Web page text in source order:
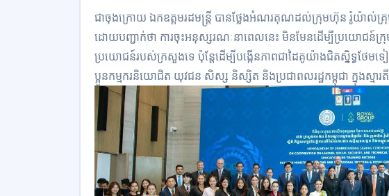
ជាចុងក្រោយ ឯកឧត្តមរដមន្រ្តី បានថ្លែងអំណរគុណដល់ក្រុមហ៊ុន រ៉ូយ៉ាល់
ដោយបញ្ជាក់ថា ការចុះអនុស្សរណៈនាពេលនេះ មិនមែនដើម្បីប្រយោជន៍
ប្រយោជន៍របស់ក្រសួងទេ ប៉ុន្តែដើម្បីបង្កើនភាពជាដៃគូយ៉ាងជិតស្និទ្ធថែមទ
ប្អូនកម្មករនិយោជិត យុវជន សិស្ស និស្សិត និងប្រជាពលរដ្ឋកម្ពុជា ក្នុងស្មារតីខ្ម